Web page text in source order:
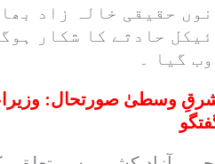
حقیقی خالہ زاد
حادثے کا شکار
گیا ۔
وسطیٰ صورتحال: